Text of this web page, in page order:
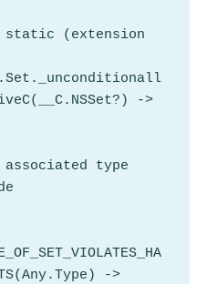
static (extension
->
associated type
->